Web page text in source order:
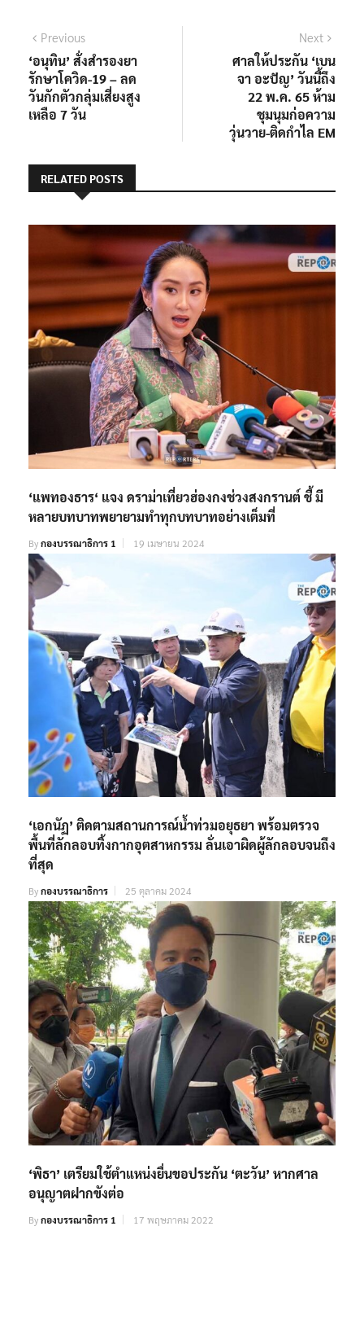
แนะแนว
เรื่อง
PreviousPrevious
post:
‘อนุทิน’ สั่งสำรองยา
รักษาโควิด-19 – ลด
วันกักตัวกลุ่มเสี่ยงสูง
เหลือ 7 วัน
Next
post:
ศาลให้ประกัน ‘เบน
จา อะปัญ’ วันนี้ถึง
22 พ.ค. 65 ห้าม
ชุมนุมก่อความ
วุ่นวาย-ติดกำไล EM
RELATED POSTS
‘แพทองธาร‘ แจง ดราม่าเที่ยวฮ่องกงช่วงสงกรานต์ ชี้ มี
หลายบทบาทพยายามทำทุกบทบาทอย่างเต็มที่
Byกองบรรณาธิการ 1 19 เมษายน 2024
‘เอกนัฏ’ ติดตามสถานการณ์น้ำท่วมอยุธยา พร้อมตรวจ
พื้นที่ลักลอบทิ้งกากอุตสาหกรรม ลั่นเอาผิดผู้ลักลอบจนถึง
ที่สุด
Byกองบรรณาธิการ 25 ตุลาคม 2024
‘พิธา’ เตรียมใช้ตำแหน่งยื่นขอประกัน ‘ตะวัน’ หากศาล
อนุญาตฝากขังต่อ
Byกองบรรณาธิการ 1 17 พฤษภาคม 2022